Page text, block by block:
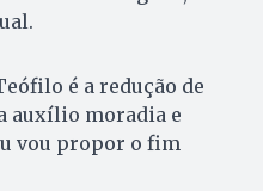
é a redução de
auxílio moradia e
vou propor o fim